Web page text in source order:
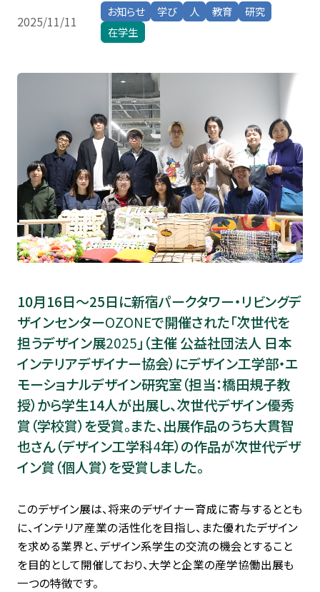
受験生 在学生・保証人
2025/11/11
お知らせ 学び 人 教育
研究
在学生
10月16日～25日に新宿パークタワー・リビングデ
ザインセンターOZONEで開催された「次世代を
担うデザイン展2025 」（主催 公益社団法人 日本
インテリアデザイナー協会）にデザイン工学部・エ
モーショナルデザイン研究室（担当：橋田規子教
授）から学生14人が出展し、次世代デザイン優秀
賞（学校賞）を受賞。また、出展作品のうち大貫智
也さん（デザイン工学科4年）の作品が次世代デザ
イン賞（個人賞）を受賞しました。
このデザイン展は、将来のデザイナー育成に寄与するととも
に、インテリア産業の活性化を目指し、また優れたデザイン
を求める業界と、デザイン系学生の交流の機会とすること
を目的として開催しており、大学と企業の産学協働出展も
一つの特徴です。